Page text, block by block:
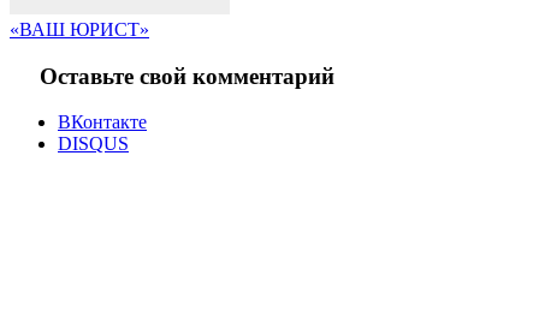
«ВАШ ЮРИСТ»
Оставьте свой комментарий
ВКонтакте
DISQUS